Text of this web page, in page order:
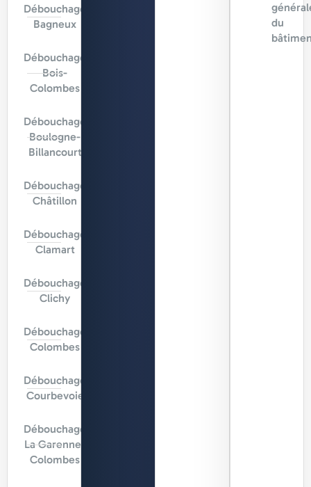
Débouchage
Bagneux
Débouchage
Bois-
Colombes
Débouchage
Boulogne-
Billancourt
Débouchage
Châtillon
Débouchage
Clamart
Débouchage
Clichy
Débouchage
Colombes
Débouchage
Courbevoie
Débouchage
La Garenne-
Colombes
du